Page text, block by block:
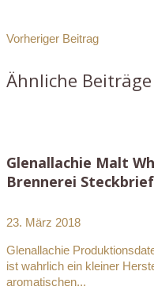
Vorheriger Beitrag
Ähnliche Beiträge
Glenallachie Malt
Brennerei Steckbrief
23. März 2018
Glenallachie
ist wahrlich ein kleiner
aromatischen...